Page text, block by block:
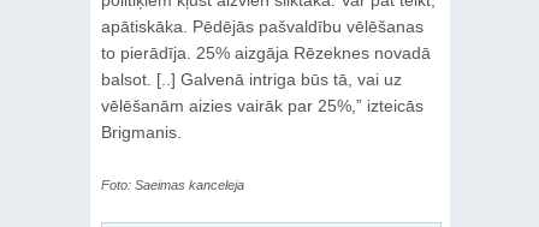
apātiskāka. Pēdējās pašvaldību vēlēšanas
to pierādīja. 25% aizgāja Rēzeknes novadā
balsot. [..] Galvenā intriga būs tā, vai uz
vēlēšanām aizies vairāk par 25%,” izteicās
Brigmanis.
Foto: Saeimas kanceleja